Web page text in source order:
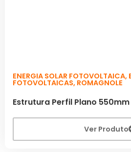
ENERGIA SOLAR FOTOVOLTAICA,
FOTOVOLTAICAS, ROMAGNOLE
Estrutura Perfil Plano
Ver Produto